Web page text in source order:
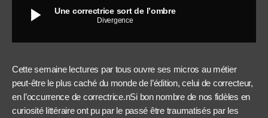
play_arrow Une correctrice sort de l’ombre
Divergence
Cette semaine lectures par tous ouvre ses micros au métier
peut-être le plus caché du monde de l’édition, celui de correcteur,
en l’occurrence de correctrice.nSi bon nombre de nos fidèles en
curiosité littéraire ont pu par le passé être traumatisés par les